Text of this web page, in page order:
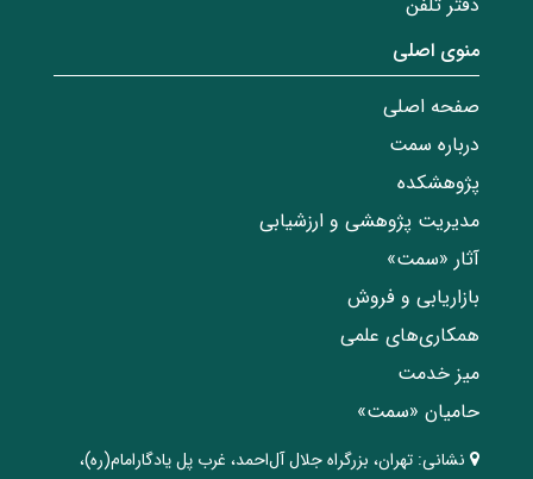
منوی اصلی
صفحه اصلی
درباره سمت
پژوهشکده
مدیریت پژوهشی و ارزشیابی
آثار «سمت»
بازاریابی و فروش
همکاری‌های علمی
میز خدمت
حامیان «سمت»
نشانی: تهران، ‌بزرگراه ‌جلال آل‌احمد، غرب پل يادگار‌امام(ره)‌،